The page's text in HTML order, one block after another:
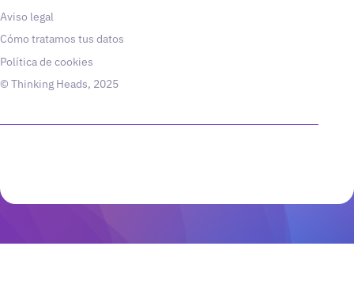
Aviso legal
Cómo tratamos tus datos
Política de cookies
© Thinking Heads, 2025